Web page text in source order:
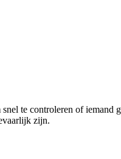
te controleren of
zijn.